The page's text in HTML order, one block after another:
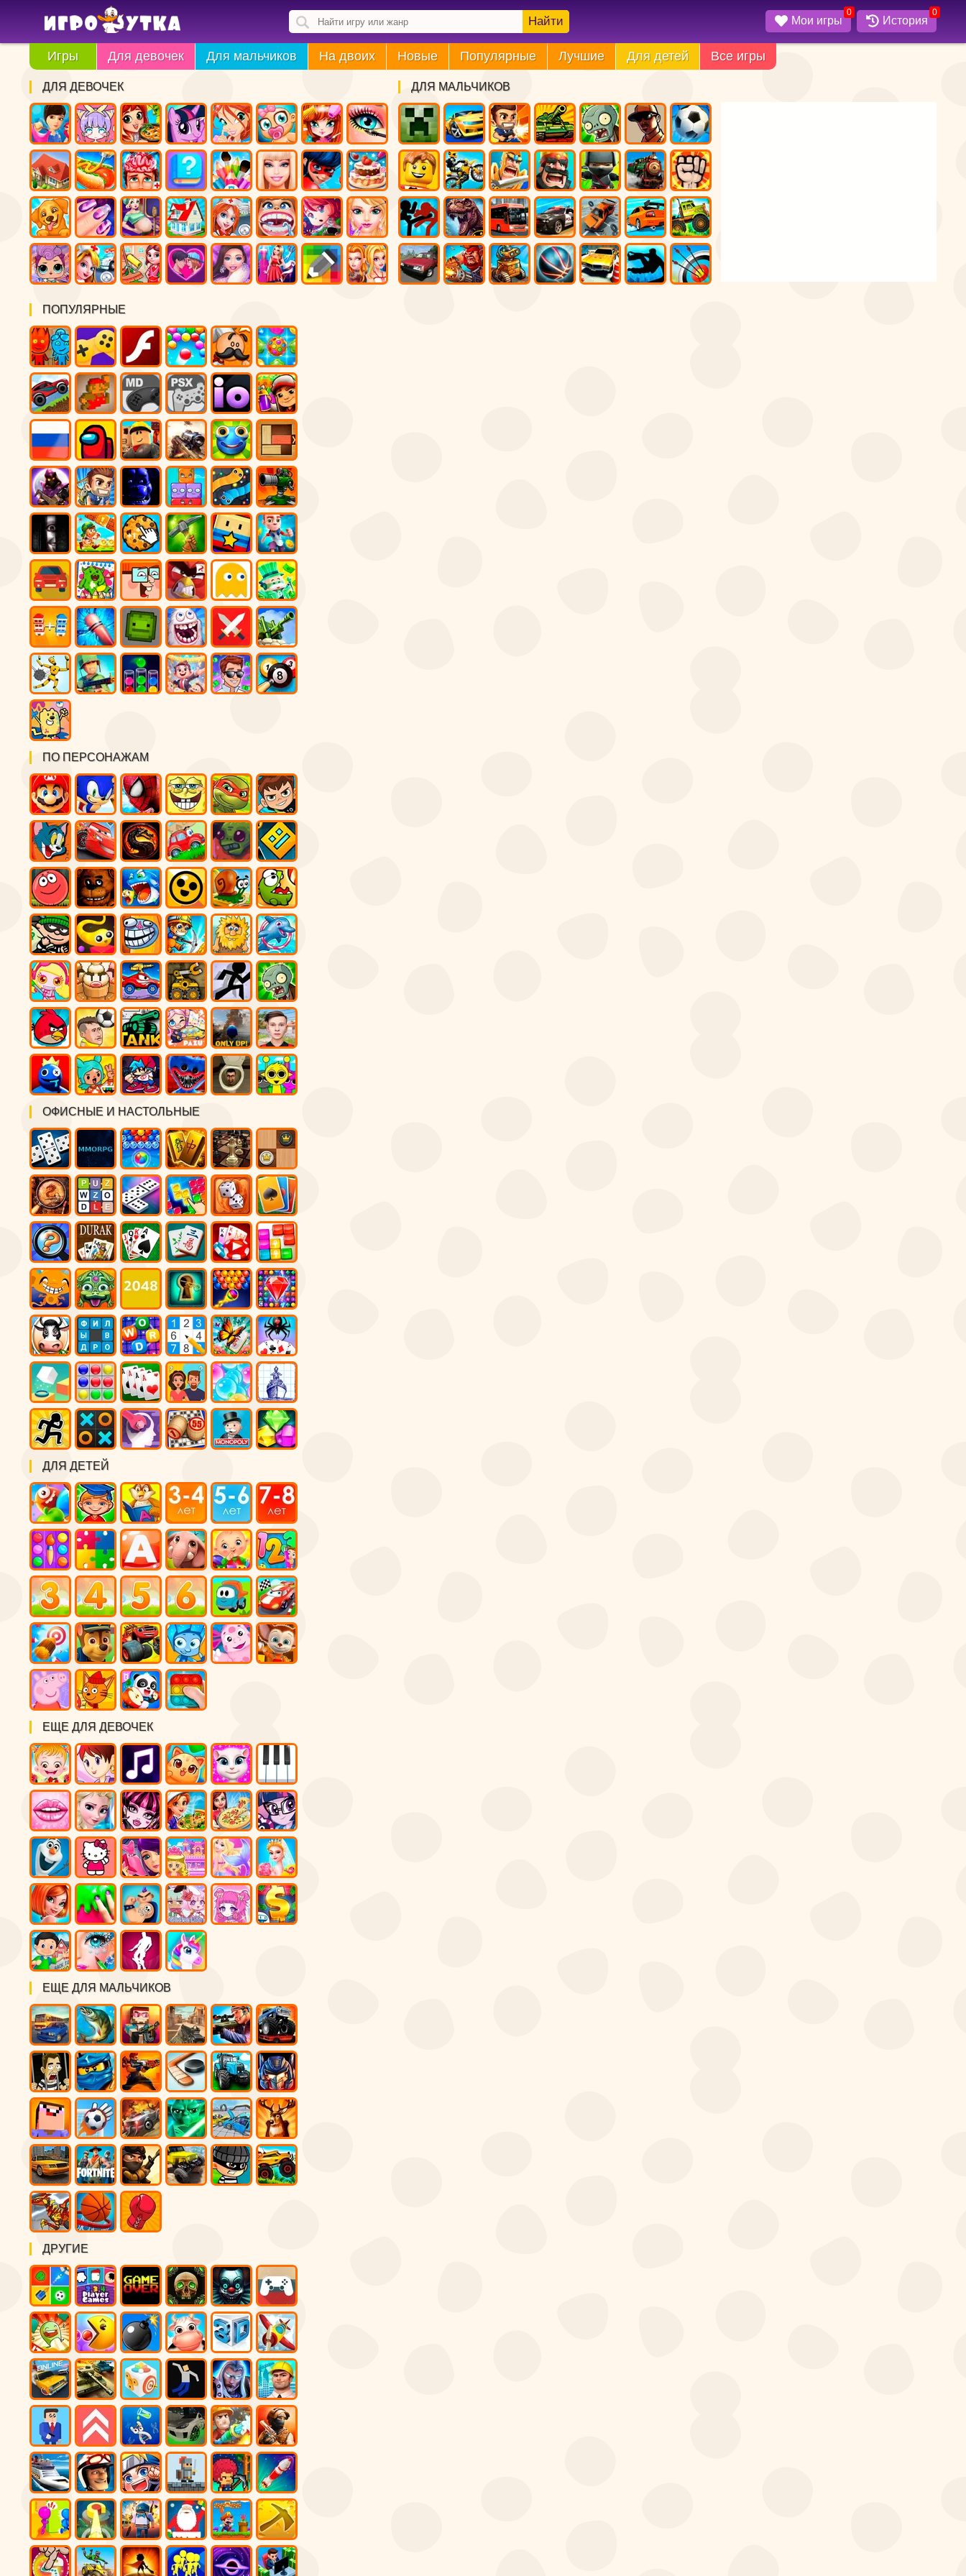
Найти Мои игры
0
История
0
Игры Для девочек Для мальчиков На двоих Новые Популярные Лучшие Для детей Все игры
ДЛЯ МАЛЬЧИКОВ
ДЛЯ ДЕВОЧЕК
ПОПУЛЯРНЫЕ
ПО ПЕРСОНАЖАМ
ОФИСНЫЕ И НАСТОЛЬНЫЕ
ДЛЯ ДЕТЕЙ
ЕЩЕ ДЛЯ ДЕВОЧЕК
ЕЩЕ ДЛЯ МАЛЬЧИКОВ
ДРУГИЕ